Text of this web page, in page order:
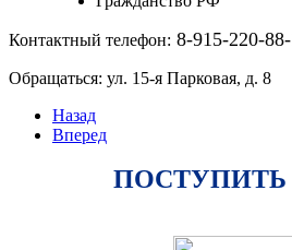
Контактный телефон: 8-915-220-
Обращаться: ул. 15-я Парковая, д. 8
Назад
Вперед
ПОСТУПИТЬ